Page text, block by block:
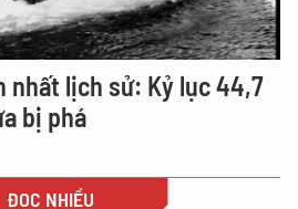
nhất lịch sử: Kỷ lục 44,7
bị phá
ĐỌC NHIỀU